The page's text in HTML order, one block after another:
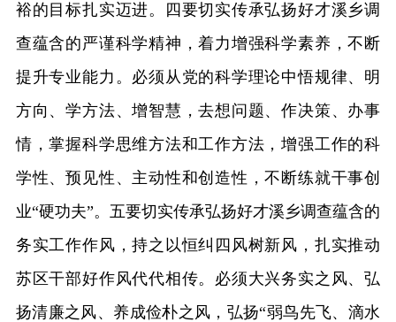
裕的目标扎实迈进。四要切实传承弘扬好才溪乡调
查蕴含的严谨科学精神，着力增强科学素养，不断
提升专业能力。必须从党的科学理论中悟规律、明
方向、学方法、增智慧，去想问题、作决策、办事
情，掌握科学思维方法和工作方法，增强工作的科
学性、预见性、主动性和创造性，不断练就干事创
业“硬功夫”。五要切实传承弘扬好才溪乡调查蕴含的
务实工作作风，持之以恒纠四风树新风，扎实推动
苏区干部好作风代代相传。必须大兴务实之风、弘
扬清廉之风、养成俭朴之风，弘扬“弱鸟先飞、滴水